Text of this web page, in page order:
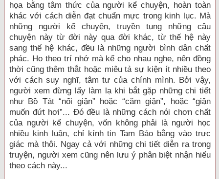
họa bằng tâm thức của người kể chuyện, hoàn toàn
khác với cách diễn đạt chuẩn mực trong kinh lục. Mà
những người kể chuyện, truyền tụng những câu
chuyện này từ đời này qua đời khác, từ thế hệ này
sang thế hệ khác, đều là những người bình dân chất
phác. Họ theo trí nhớ mà kể cho nhau nghe, nên đồng
thời cũng thêm thắt hoặc miêu tả sự kiện ít nhiều theo
với cách suy nghĩ, tâm tư của chính mình. Bởi vậy,
người xem đừng lấy làm lạ khi bắt gặp những chi tiết
như Bồ Tát “nổi giận” hoặc “căm giận”, hoặc “giận
muốn đứt hơi”... Đó đều là những cách nói chơn chất
của người kể chuyện, vốn không phải là người học
nhiều kinh luận, chỉ kính tin Tam Bảo bằng vào trực
giác mà thôi. Ngay cả với những chi tiết diễn ra trong
truyện, người xem cũng nên lưu ý phân biệt nhận hiểu
theo cách này...